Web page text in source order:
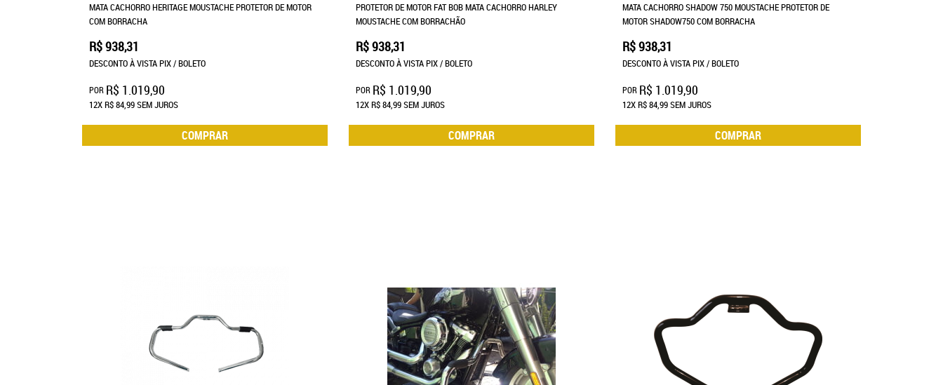
MATA CACHORRO HERITAGE MOUSTACHE PROTETOR DE MOTOR
COM BORRACHA
POR R$ 1.019,90
R$ 938,31
DESCONTO À VISTA PIX / BOLETO
12XR$ 84,99SEM JUROS
COMPRAR
PROTETOR DE MOTOR FAT BOB MATA CACHORRO HARLEY
MOUSTACHE COM BORRACHÃO
POR R$ 1.019,90
R$ 938,31
DESCONTO À VISTA PIX / BOLETO
12XR$ 84,99SEM JUROS
COMPRAR
MATA CACHORRO SHADOW 750 MOUSTACHE PROTETOR DE
MOTOR SHADOW750 COM BORRACHA
POR R$ 1.019,90
R$ 938,31
DESCONTO À VISTA PIX / BOLETO
12XR$ 84,99SEM JUROS
COMPRAR